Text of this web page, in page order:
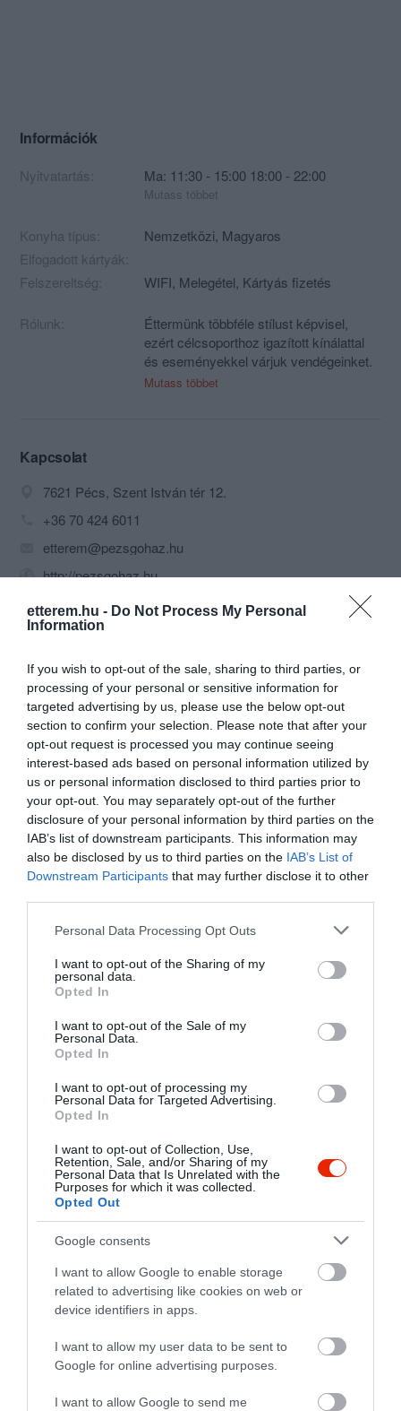
etterem.hu - Do Not Process My Personal
Information
If you wish to opt-out of the sale, sharing to third parties, or
processing of your personal or sensitive information for
targeted advertising by us, please use the below opt-out
section to confirm your selection. Please note that after your
opt-out request is processed you may continue seeing
interest-based ads based on personal information utilized by
us or personal information disclosed to third parties prior to
your opt-out. You may separately opt-out of the further
disclosure of your personal information by third parties on the
IAB’s list of downstream participants. This information may
also be disclosed by us to third parties on the IAB’s List of
Downstream Participants that may further disclose it to other
Please note that this website/app uses one or more Google
not limited to your visit or usage behaviour. You may click to
grant or deny consent to Google and its third-party tags to
use your data for below specified purposes in below Google
consent section.
Personal Data Processing Opt Outs
I want to opt-out of the Sharing of my
personal data.
Opted In
I want to opt-out of the Sale of my
Personal Data.
Opted In
I want to opt-out of processing my
Personal Data for Targeted Advertising.
Opted In
I want to opt-out of Collection, Use,
Retention, Sale, and/or Sharing of my
Personal Data that Is Unrelated with the
Purposes for which it was collected.
Opted Out
Google consents
I want to allow Google to enable storage
related to advertising like cookies on web or
device identifiers in apps.
I want to allow my user data to be sent to
Google for online advertising purposes.
I want to allow Google to send me
Információk
Nyitvatartás: Ma: 11:30 - 15:00 18:00 - 22:00
Mutass többet
Konyha típus: Nemzetközi, Magyaros
Elfogadott kártyák:
Felszereltség:
WIFI, Melegétel, Kártyás fizetés
Rólunk:
Éttermünk többféle stílust képvisel,
ezért célcsoporthoz igazított kínálattal
és eseményekkel várjuk vendégeinket.
Mutass többet
Kapcsolat
7621 Pécs, Szent István tér 12.
+36 70 424 6011
etterem@pezsgohaz.hu
http://pezsgohaz.hu
fb.com/pages/Pezsg%C5%91h%C3%A1z-%C3%89tterem/134363506617658
Értékelések
4.0
Összesen 4
4 0
3 0
1 1